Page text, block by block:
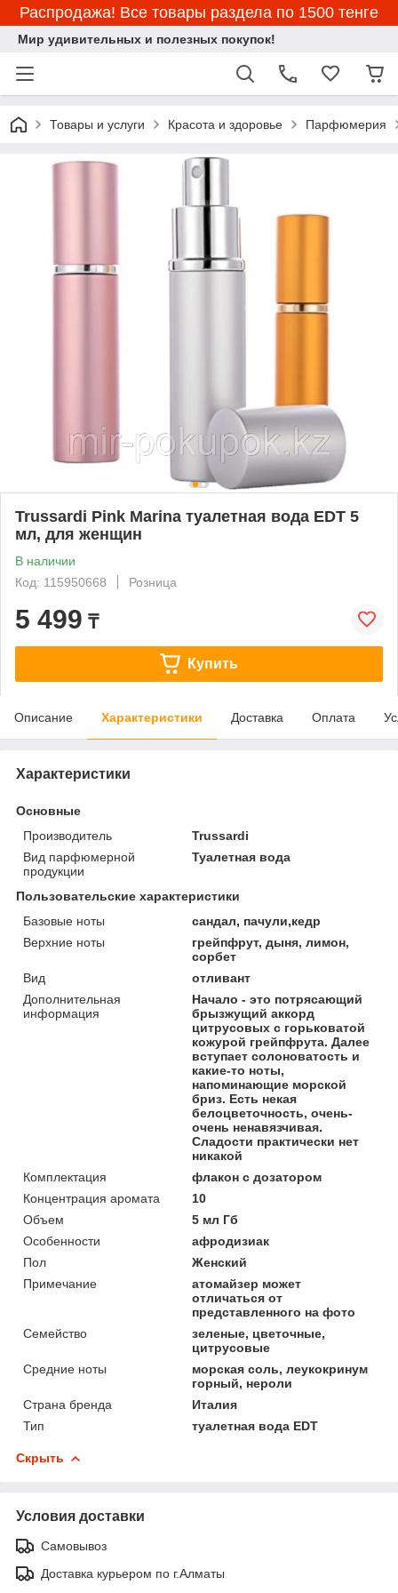
Распродажа! Все товары раздела по 1500 тенге
Мир удивительных и полезных покупок!
Товары и услуги Красота и здоровье Парфюмерия
Trussardi Pink Marina туалетная вода EDT 5
мл, для женщин
В наличии
Код: 115950668
Розница
5 499 ₸
Купить
Описание Характеристики Доставка Оплата
Характеристики
Основные
Производитель
Trussardi
Вид парфюмерной
продукции
Туалетная вода
Пользовательские характеристики
Базовые ноты
сандал, пачули,кедр
Верхние ноты
грейпфрут, дыня, лимон,
сорбет
Вид
отливант
Дополнительная
информация
Начало - это потрясающий
брызжущий аккорд
цитрусовых с горьковатой
кожурой грейпфрута. Далее
вступает солоноватость и
какие-то ноты,
напоминающие морской
бриз. Есть некая
белоцветочность, очень-
очень ненавязчивая.
Сладости практически нет
никакой
Комплектация
флакон с дозатором
Концентрация аромата
10
Объем
5 мл Гб
Особенности
афродизиак
Пол
Женский
Примечание
атомайзер может
отличаться от
представленного на фото
Семейство
зеленые, цветочные,
цитрусовые
Средние ноты
морская соль, леукокринум
горный, нероли
Страна бренда
Италия
Тип
туалетная вода EDT
Скрыть
Условия доставки
Самовывоз
Доставка курьером по г.Алматы